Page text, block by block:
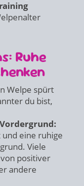
Ruhe
Welpe spürt
du bist,
eine ruhige
Viele
positiver
andere